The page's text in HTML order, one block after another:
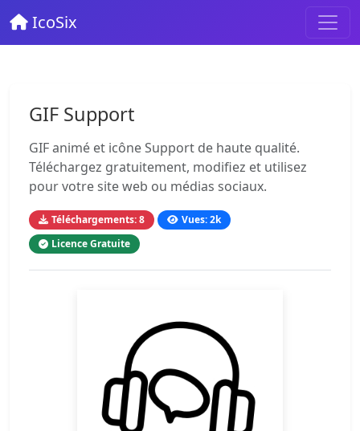
IcoSix
GIF Support
GIF animé et icône Support de haute qualité.
Téléchargez gratuitement, modifiez et utilisez
pour votre site web ou médias sociaux.
Téléchargements: 8
Vues: 2k
Licence Gratuite